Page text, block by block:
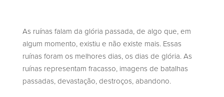
As ruínas falam da glória passada, de algo que, em
algum momento, existiu e não existe mais. Essas
ruínas foram os melhores dias, os dias de glória. As
ruínas representam fracasso, imagens de batalhas
passadas, devastação, destroços, abandono.